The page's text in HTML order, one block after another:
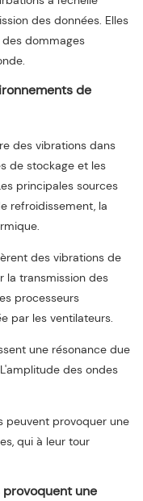
des données. Elles
dommages
de
des vibrations dans
de stockage et les
principales sources
refroidissement, la
des vibrations de
la transmission des
processeurs
par les ventilateurs.
une résonance due
des ondes
peuvent provoquer une
qui à leur tour
une